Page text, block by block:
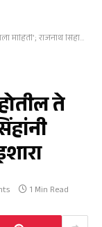
पाकिस्तानला दिला गंभीर इशारा
ते
1 Min Read